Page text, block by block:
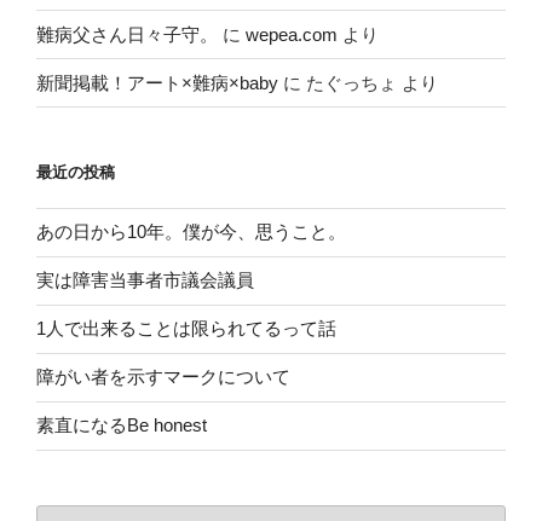
難病父さん日々子守。 に wepea.com より
新聞掲載！アート×難病×baby に たぐっちょ より
最近の投稿
あの日から10年。僕が今、思うこと。
実は障害当事者市議会議員
1人で出来ることは限られてるって話
障がい者を示すマークについて
素直になるBe honest